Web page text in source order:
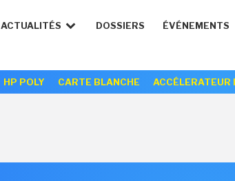
ACTUALITÉS DOSSIERS ÉVÉNEMENTS
HP POLY CARTE BLANCHE ACCÉLERATEUR